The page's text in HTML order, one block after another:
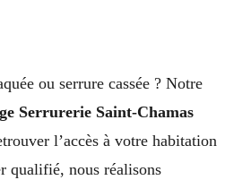
ou serrure cassée ? Notre
Serrurerie Saint-Chamas
l’accès à votre habitation
qualifié, nous réalisons